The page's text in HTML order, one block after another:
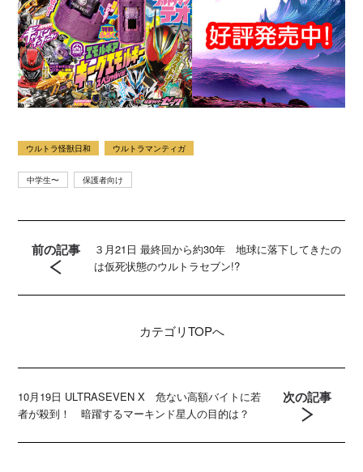
ウルトラ怪獣日和 ウルトラマンティガ
中学生〜 保護者向け
前の記事
３月21日 最終回から約30年 地球に落下してきたの
は仮死状態のウルトラセブン!?
カテゴリTOPへ
10月19日 ULTRASEVEN X 危ない高額バイトに若
者が殺到！ 暗躍するマーキンド星人の目的は？
次の記事